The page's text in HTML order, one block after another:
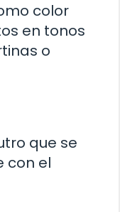
color
en tonos
o
que se
con el